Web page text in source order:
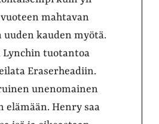
mahtavan
uuden kauden myötä.
Lynchin tuotantoa
Eraserheadiin.
unenomainen
Henry saa